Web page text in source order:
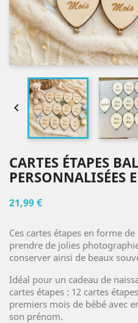

CARTES ÉTAPES
PERSONNALISÉES
21,99 €
Ces cartes étapes en forme
prendre de jolies
conserver ainsi de beaux
Idéal pour un cadeau de
cartes étapes : 12 cartes
premiers mois de bébé avec
son prénom.